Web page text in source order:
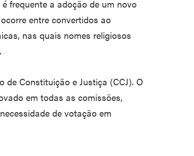
frequente a adoção de um novo
entre convertidos ao
nas quais nomes religiosos
Constituição e Justiça (CCJ). O
em todas as comissões,
de votação em